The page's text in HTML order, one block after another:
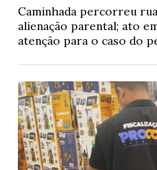
Caminhada percorreu
alienação parental; ato
atenção para o caso do